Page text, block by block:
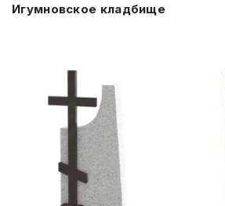
Игумновское кладбище